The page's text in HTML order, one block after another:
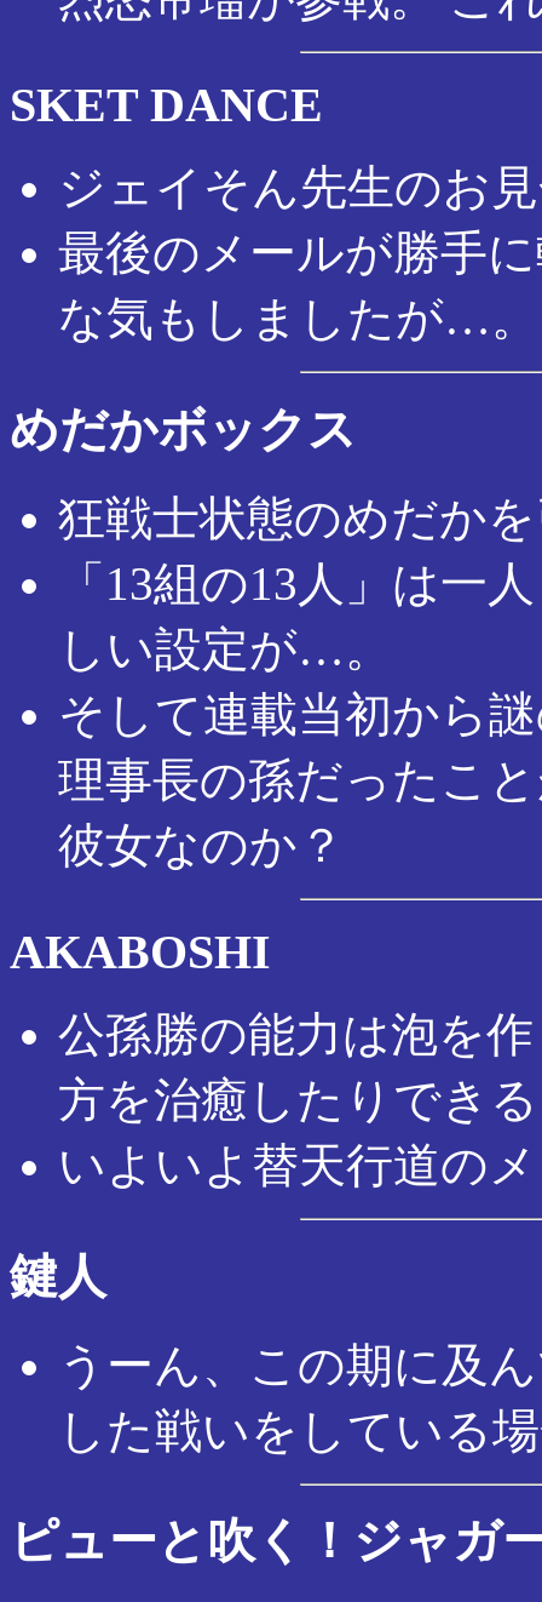
SKET DANCE
ジェイそん先生のお
最後のメールが勝手
な気もしましたが…。
めだかボックス
狂戦士状態のめだか
「13組の13人」は一
しい設定が…。
そして連載当初から
理事長の孫だったこ
彼女なのか？
AKABOSHI
公孫勝の能力は泡を
方を治癒したりでき
いよいよ替天行道の
鍵人
うーん、この期に及
した戦いをしている
ピューと吹く！ジャガ